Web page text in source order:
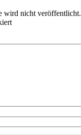
wird nicht veröffentlicht.